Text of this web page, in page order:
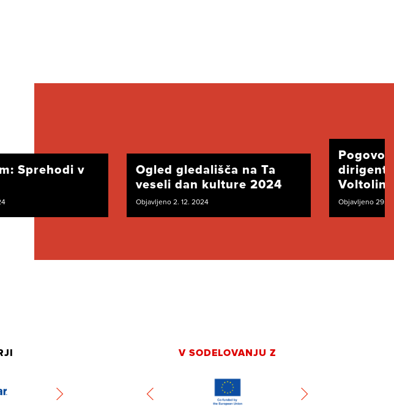
Sprehodi v
Ogled gledališča na Ta
veseli dan kulture 2024
Objavljeno 2. 12. 2024 Objavljeno 29.
V SODELOVANJU Z